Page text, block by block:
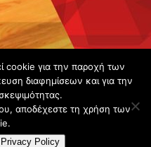
©
-
-Όροι
cookie για την παροχή των
διαφημίσεων και για την
αποδέχεστε τη χρήση των
Privacy Policy